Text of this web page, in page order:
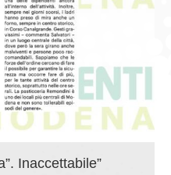
Inaccettabile”